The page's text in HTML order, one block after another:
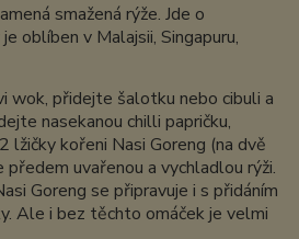
smažená rýže. Jde o
oblíben v Malajsii, Singapuru,
wok, přidejte šalotku nebo cibuli a
nasekanou chilli papričku,
lžičky kořeni Nasi Goreng (na dvě
uvařenou a vychladlou rýži.
Goreng se připravuje i s přidáním
Ale i bez těchto omáček je velmi